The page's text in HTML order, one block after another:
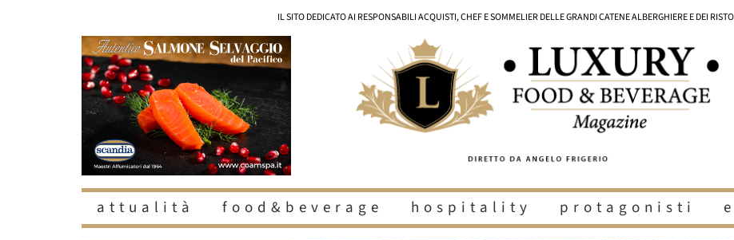
IL SITO DEDICATO AI RESPONSABILI ACQUISTI, CHEF E SOMMELIER DELLE GRANDI CATENE ALBERGHIERE E DEI
attualità food&beverage hospitality protagonisti